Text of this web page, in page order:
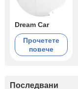
Dream Car
Прочетете
повече
Последвани